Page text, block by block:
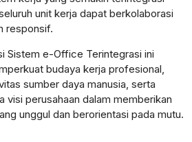
unit kerja dapat berkolaborasi
responsif.
Sistem e-Office Terintegrasi ini
budaya kerja profesional,
sumber daya manusia, serta
visi perusahaan dalam memberikan
unggul dan berorientasi pada mutu.